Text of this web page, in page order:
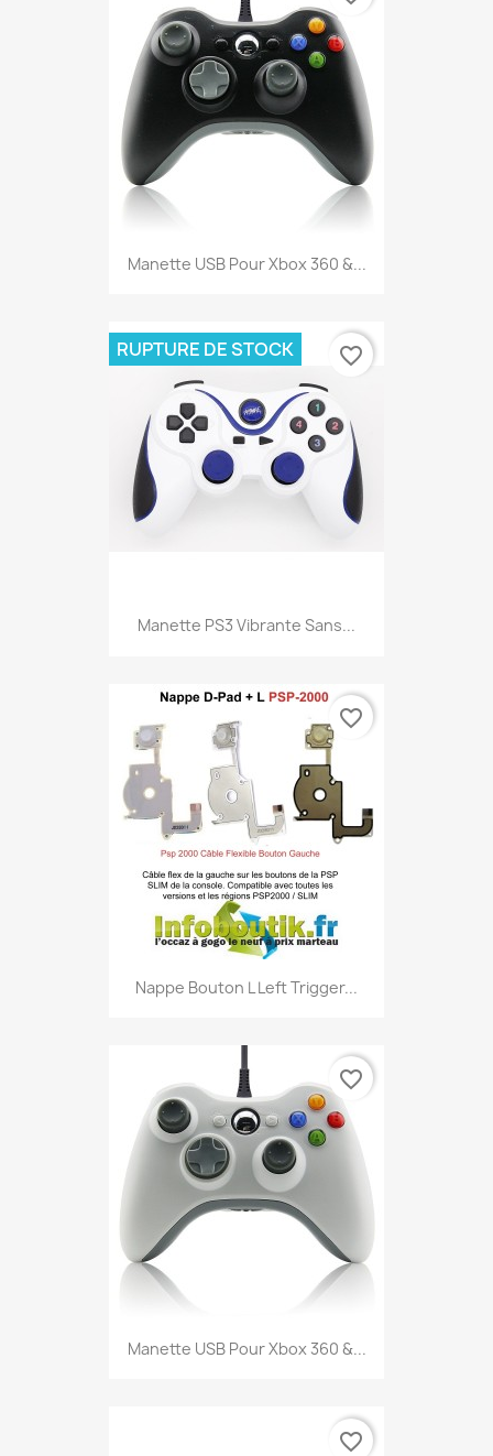
Manette USB Pour Xbox 360 &...
Manette PS3 Vibrante Sans...
RUPTURE DE STOCK favorite_border
Nappe Bouton L Left Trigger...
favorite_border
Manette USB Pour Xbox 360 &...
favorite_border
favorite_border